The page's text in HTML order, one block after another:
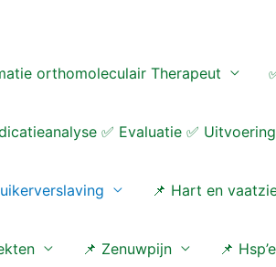
orthomoleculair Therapeut
✅ Evaluatie ✅ Uitvoering
📌 Hart en
📌 Zenuwpijn 📌